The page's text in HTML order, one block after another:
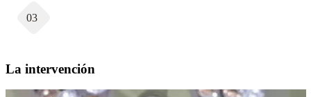
03
La intervención